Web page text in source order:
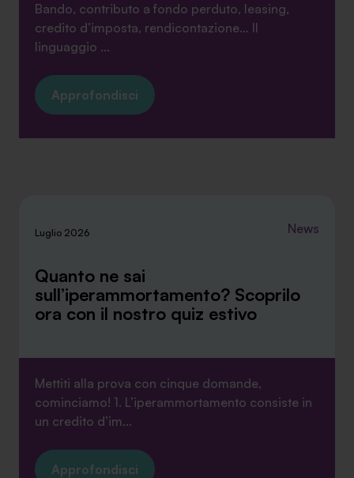
Bando, contributo a fondo perduto, leasing,
credito d’imposta, rendicontazione… Il
linguaggio ...
Approfondisci
Luglio 2026 News
Quanto ne sai
sull’iperammortamento? Scoprilo
ora con il nostro quiz estivo
Mettiti alla prova con cinque domande,
cominciamo! 1. L’iperammortamento consiste in
un credito d’im...
Approfondisci